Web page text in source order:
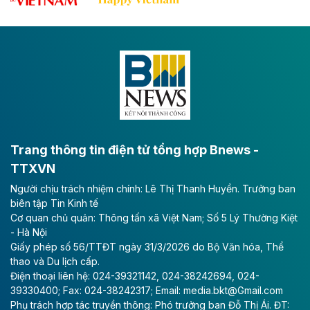
tốc CT.11 qua Ninh Bình
Đông A dài khoảng 25,1 km được kỳ vọng sẽ tạo động
lực phát triển kinh tế - xã hội khu vực phía Nam đồng
Long Thành
Tổng công ty Cảng hàng không Việt Nam - CTCP
(ACV) vừa lập kỷ lục mới về lợi nhuận trong quý
II/2026.
Theo baodautu.vn
Vinaconex lập đỉnh doanh thu
Tổng CTCP Xuất nhập khẩu và Xây dựng Việt Nam
(Vinaconex) đã khép lại nửa đầu năm với doanh thu
Trang thông tin điện tử tổng hợp Bnews -
TTXVN
Người chịu trách nhiệm chính: Lê Thị Thanh Huyền. Trưởng ban
biên tập Tin Kinh tế
Cơ quan chủ quản: Thông tấn xã Việt Nam; Số 5 Lý Thường Kiệt
- Hà Nội
Giấy phép số 56/TTĐT ngày 31/3/2026 do Bộ Văn hóa, Thể
thao và Du lịch cấp.
Điện thoại liên hệ: 024-39321142, 024-38242694, 024-
39330400; Fax: 024-38242317; Email: media.bkt@Gmail.com
Phụ trách hợp tác truyền thông: Phó trưởng ban Đỗ Thị Ái. ĐT: